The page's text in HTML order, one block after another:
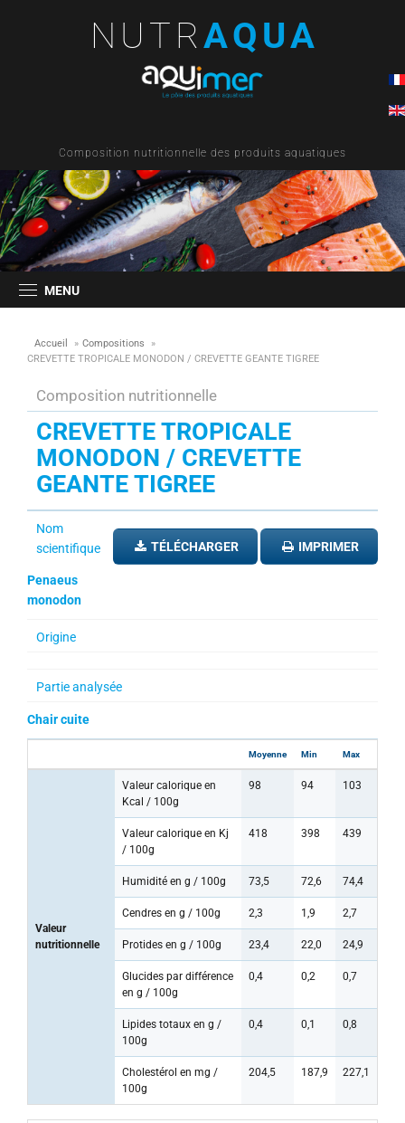
NUTRAQUA
Composition nutritionnelle des produits aquatiques
MENU
Accueil » Compositions
»
CREVETTE TROPICALE MONODON / CREVETTE GEANTE TIGREE
Composition nutritionnelle
CREVETTE TROPICALE
MONODON / CREVETTE
GEANTE TIGREE
TÉLÉCHARGER IMPRIMER
Nom
scientifique
Penaeus
monodon
Origine
Partie analysée
Chair cuite
Moyenne Min Max
Valeur
nutritionnelle
Valeur calorique en
Kcal / 100g
98 94 103
Valeur calorique en Kj
/ 100g
418 398 439
Humidité en g / 100g 73,5 72,6 74,4
Cendres en g / 100g 2,3 1,9 2,7
Protides en g / 100g 23,4 22,0 24,9
Glucides par différence
en g / 100g
0,4 0,2 0,7
Lipides totaux en g /
100g
0,4 0,1 0,8
Cholestérol en mg /
100g
204,5 187,9 227,1